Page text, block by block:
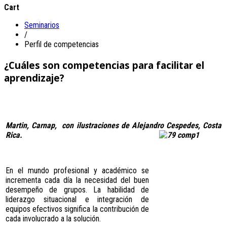
Cart
Seminarios
/
Perfil de competencias
¿Cuáles son competencias para facilitar el
aprendizaje?
Martin, Carnap, con ilustraciones de Alejandro Cespedes, Costa
Rica.
En el mundo profesional y académico se
incrementa cada día la necesidad del buen
desempeño de grupos.
La habilidad de
liderazgo situacional e integración de
equipos efectivos significa la contribución de
cada involucrado a la solución.